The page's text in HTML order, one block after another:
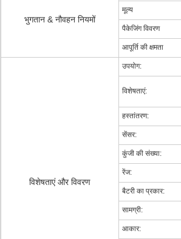
भुगतान & नौवहन नियमों
मूल्य
पैकेजिंग विवरण
आपूर्ति की क्षमता
विशेषताएं और विवरण
उपयोग:
विशेषताएं:
हस्तांतरण:
सेंसर:
कुंजी की संख्या:
रेंज:
बैटरी का प्रकार:
सामग्री:
आकार: